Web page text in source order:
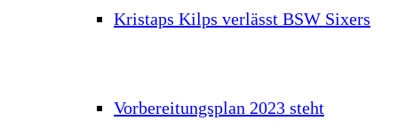
Kristaps Kilps verlässt BSW Sixers
Vorbereitungsplan 2023 steht